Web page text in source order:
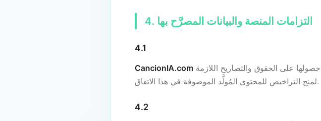
4. التزامات المنصة والبيانات المصرَّح بها
4.1
CancionIA.com
لمنح التراخيص للمحتوى المُولَّد الموصوفة في هذا الاتفاق.
4.2